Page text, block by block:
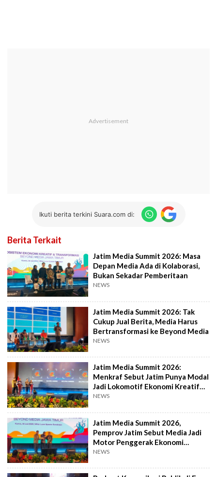
Ikuti berita terkini Suara.com di:
Berita Terkait
Jatim Media Summit 2026: Masa
Depan Media Ada di Kolaborasi,
Bukan Sekadar Pemberitaan
NEWS
Jatim Media Summit 2026: Tak
Cukup Jual Berita, Media Harus
Bertransformasi ke Beyond Media
NEWS
Jatim Media Summit 2026:
Menkraf Sebut Jatim Punya Modal
Jadi Lokomotif Ekonomi Kreatif
Nasional
NEWS
Jatim Media Summit 2026,
Pemprov Jatim Sebut Media Jadi
Motor Penggerak Ekonomi
Kreatif Daerah
NEWS